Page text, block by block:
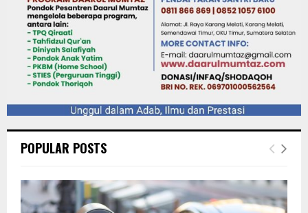
POPULAR POSTS